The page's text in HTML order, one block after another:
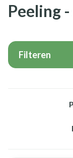
Peeling
Filteren